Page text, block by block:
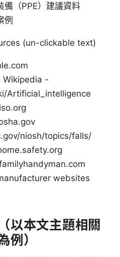
備（PPE）建議資料
例
(un-clickable text)
Wikipedia -
Artificial_intelligence
niosh/topics/falls/
websites
以本文主題相關
例）